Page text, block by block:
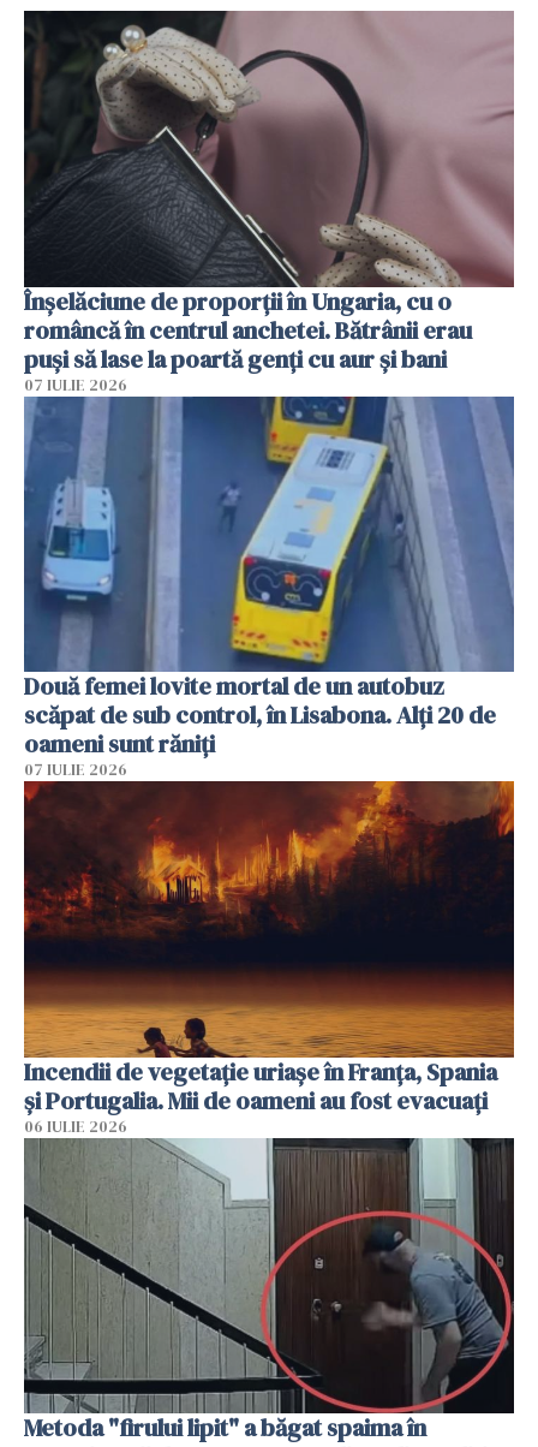
Înșelăciune de proporții în Ungaria, cu o
româncă în centrul anchetei. Bătrânii erau
puși să lase la poartă genți cu aur și bani
07 IULIE 2026
Două femei lovite mortal de un autobuz
scăpat de sub control, în Lisabona. Alți 20 de
oameni sunt răniți
07 IULIE 2026
Incendii de vegetație uriașe în Franța, Spania
și Portugalia. Mii de oameni au fost evacuați
06 IULIE 2026
Metoda "firului lipit" a băgat spaima în